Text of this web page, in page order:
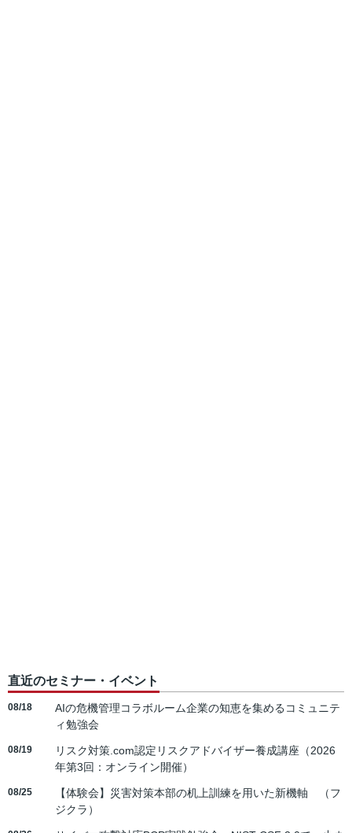
直近のセミナー・イベント
08/18
AIの危機管理コラボルーム企業の知恵を集めるコミュニテ
ィ勉強会
08/19
リスク対策.com認定リスクアドバイザー養成講座（2026
年第3回：オンライン開催）
08/25
【体験会】災害対策本部の机上訓練を用いた新機軸 （フ
ジクラ）